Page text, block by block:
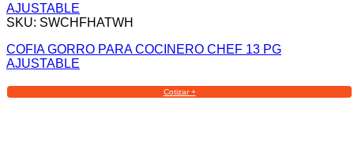
SKU: SWCHFHATWH
COFIA GORRO PARA COCINERO CHEF 13 PG
AJUSTABLE
Cotizar +